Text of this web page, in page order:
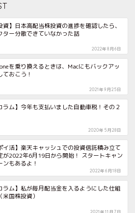
資】日本高配当株投資の進捗を確認したら、
ター分散できていなかった話
2022年8月6日
を乗り換えるときは、Macにもバックアッ
ておこう！
2021年9月25日
ラム】今年も支払いました自動車税！その２
2020年5月28日
イ活】楽天キャッシュでの投資信託積み立て
が2022年6月19日から開始！ スタートキャン
ンもあるよ！
2022年6月18日
ラム】私が毎月配当金を入るようにした仕組
米国株投資）
2021年11月7日